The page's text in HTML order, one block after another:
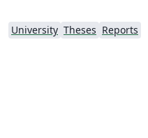
University Theses Reports